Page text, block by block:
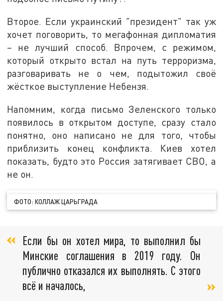
Второе. Если украинский "президент" так уж
хочет поговорить, то мегафонная дипломатия
– не лучший способ. Впрочем, с режимом,
который открыто встал на путь терроризма,
разговаривать не о чем, подытожил своё
жёсткое выступление Небензя.
Напомним, когда письмо Зеленского только
появилось в открытом доступе, сразу стало
понятно, оно написано не для того, чтобы
приблизить конец конфликта. Киев хотел
показать, будто это Россия затягивает СВО, а
не он.
ФОТО: КОЛЛАЖ ЦАРЬГРАДА
Если бы он хотел мира, то выполнил бы
Минские соглашения в 2019 году. Он
публично отказался их выполнять. С этого
всё и началось,